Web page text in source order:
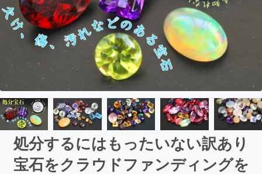
処分するにはもったいない訳あり
宝石をクラウドファンディングを